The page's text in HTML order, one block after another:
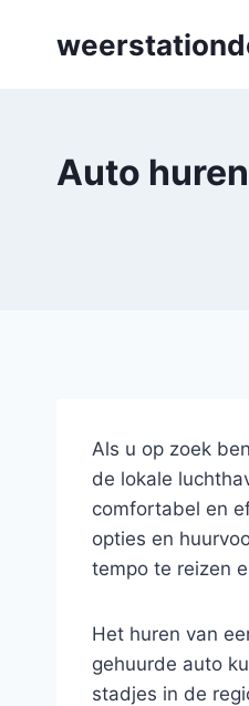
Auto
Als u op zoek
de lokale
comfortabel en
opties en
tempo te reizen
Het huren van
gehuurde auto
stadjes in de